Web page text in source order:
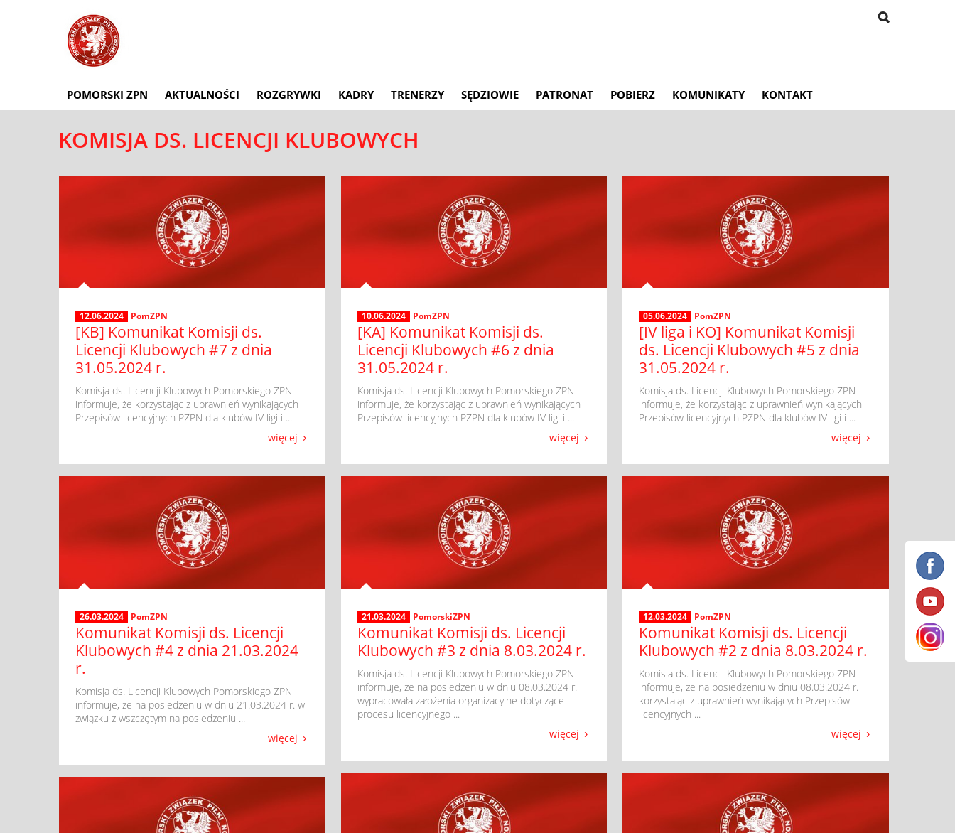
POMORSKI ZPN AKTUALNOŚCI ROZGRYWKI KADRY TRENERZY SĘDZIOWIE PATRONAT POBIERZ KOMUNIKATY KONTAKT
KOMISJA DS. LICENCJI KLUBOWYCH
12.06.2024 PomZPN
[KB] Komunikat Komisji ds.
Licencji Klubowych #7 z dnia
31.05.2024 r.
​ Komisja ds. Licencji Klubowych Pomorskiego ZPN
informuje, że korzystając z uprawnień wynikających
Przepisów licencyjnych PZPN dla klubów IV ligi i ...
więcej
10.06.2024 PomZPN
[KA] Komunikat Komisji ds.
Licencji Klubowych #6 z dnia
31.05.2024 r.
​ Komisja ds. Licencji Klubowych Pomorskiego ZPN
informuje, że korzystając z uprawnień wynikających
Przepisów licencyjnych PZPN dla klubów IV ligi i ...
więcej
05.06.2024 PomZPN
[IV liga i KO] Komunikat Komisji
ds. Licencji Klubowych #5 z dnia
31.05.2024 r.
​ Komisja ds. Licencji Klubowych Pomorskiego ZPN
informuje, że korzystając z uprawnień wynikających
Przepisów licencyjnych PZPN dla klubów IV ligi i ...
więcej
26.03.2024 PomZPN
Komunikat Komisji ds. Licencji
Klubowych #4 z dnia 21.03.2024
r.
​ Komisja ds. Licencji Klubowych Pomorskiego ZPN
informuje, że na posiedzeniu w dniu 21.03.2024 r. w
związku z wszczętym na posiedzeniu ...
więcej
21.03.2024 PomorskiZPN
Komunikat Komisji ds. Licencji
Klubowych #3 z dnia 8.03.2024 r.
​ Komisja ds. Licencji Klubowych Pomorskiego ZPN
informuje, że na posiedzeniu w dniu 08.03.2024 r.
wypracowała założenia organizacyjne dotyczące
procesu licencyjnego ...
więcej
12.03.2024 PomZPN
Komunikat Komisji ds. Licencji
Klubowych #2 z dnia 8.03.2024 r.
​ Komisja ds. Licencji Klubowych Pomorskiego ZPN
informuje, że na posiedzeniu w dniu 08.03.2024 r.
korzystając z uprawnień wynikających Przepisów
licencyjnych ...
więcej